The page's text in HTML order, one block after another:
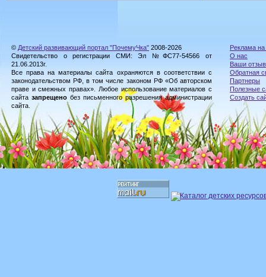
© Детский развивающий портал "ПочемуЧка" 2008-2026
Свидетельство о регистрации СМИ: Эл №ФС77-54566 от
21.06.2013г.
Все права на материалы сайта охраняются в соответствии с
законодательством РФ, в том числе законом РФ «Об авторском
праве и смежных правах». Любое использование материалов с
сайта запрещено без письменного разрешения администрации
сайта.
Реклама на
О нас
Ваши
Обратная
Партнеры
Полезные
Создать